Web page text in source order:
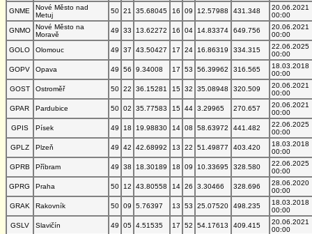
GNME
Nové Město nad
Metuj
50 21 35.68045 16 09 12.57988 431.348
20.06.2021
00:00
GNMO
Nové Město na
Moravě
49 33 13.62272 16 04 14.83374 649.756
20.06.2021
00:00
GOLO
Olomouc 49 37 43.50427 17 24 16.86319 334.315
22.06.2025
00:00
GOPV
Opava 49 56 9.34008 17 53 56.39962 316.565
18.03.2018
00:00
GOST
Ostroměř 50 22 36.15281 15 32 35.08948 320.509
20.06.2021
00:00
GPAR
Pardubice 50 02 35.77583 15 44 3.29965 270.657
20.06.2021
00:00
GPIS
Písek 49 18 19.98830 14 08 58.63972 441.482
22.06.2025
00:00
GPLZ
Plzeň 49 42 42.68992 13 22 51.49877 403.420
18.03.2018
00:00
GPRB
Příbram 49 38 18.30189 18 09 10.33695 328.580
22.06.2025
00:00
GPRG
Praha 50 12 43.80558 14 26 3.30466 328.696
28.06.2020
00:00
GRAK
Rakovník 50 09 5.76397 13 53 25.07520 498.235
18.03.2018
00:00
GSLV
Slavičín 49 05 4.51535 17 52 54.17613 409.415
20.06.2021
00:00